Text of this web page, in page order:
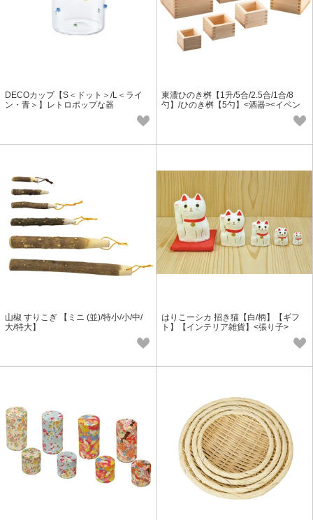
DECOカップ【S＜ドット＞/L＜ライ
ン・青＞】レトロポップな器
東濃ひのき桝【1升/5合/2.5合/1合/8
勺】/ひのき桝【5勺】<酒器><イベン
山椒 すりこぎ 【ミニ (並)/特小/小/中/
大/特大】
はりこーシカ 招き猫【白/柄】【ギフ
ト】【インテリア雑貨】<張り子>